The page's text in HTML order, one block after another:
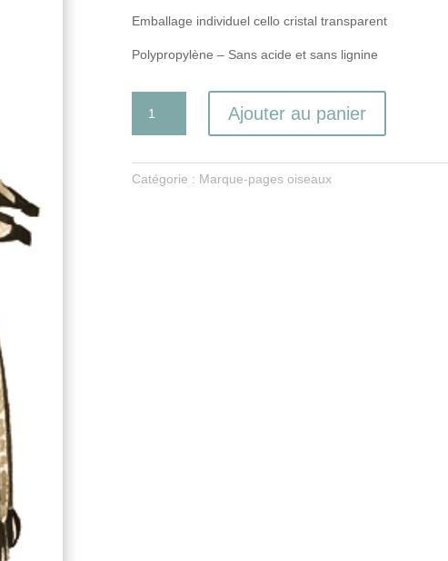
Emballage individuel cello cristal transparent
Polypropylène – Sans acide et sans lignine
Témia
vagabonde
Ajouter au panier
Catégorie : Marque-pages oiseaux